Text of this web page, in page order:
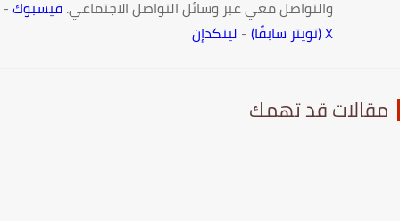
والتواصل معي عبر وسائل التواصل الاجتماعي.فيسبوك-
-لينكدإن
قد تهمك